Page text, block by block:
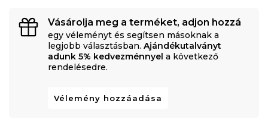
Vásárolja meg a terméket, adjon hozzá
egy véleményt és segítsen másoknak a
legjobb választásban. Ajándékutalványt
adunk 5% kedvezménnyel a következő
rendelésedre.
Vélemény hozzáadása